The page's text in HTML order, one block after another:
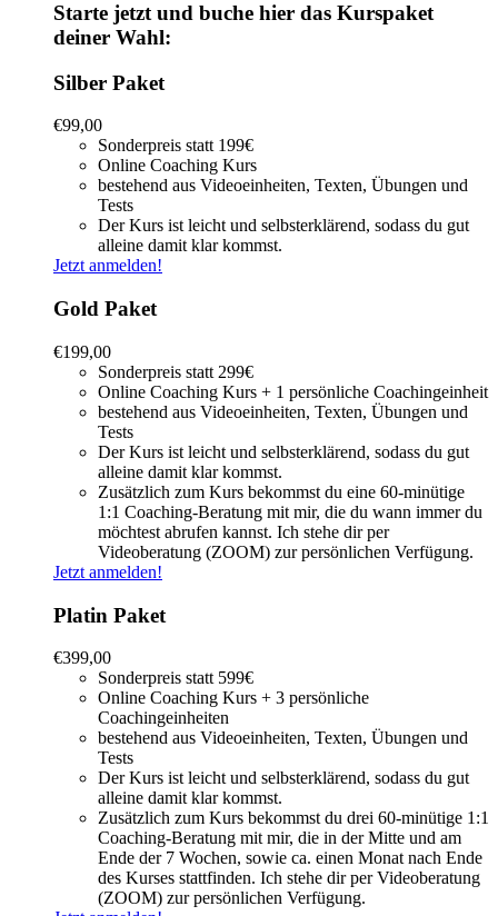
Starte jetzt und buche hier das Kurspaket
deiner Wahl:
Silber Paket
€99,00
Sonderpreis statt 199€
Online Coaching Kurs
bestehend aus Videoeinheiten, Texten, Übungen und
Tests
Der Kurs ist leicht und selbsterklärend, sodass du gut
alleine damit klar kommst.
Jetzt anmelden!
Gold Paket
€199,00
Sonderpreis statt 299€
Online Coaching Kurs + 1 persönliche Coachingeinheit
bestehend aus Videoeinheiten, Texten, Übungen und
Tests
Der Kurs ist leicht und selbsterklärend, sodass du gut
alleine damit klar kommst.
Zusätzlich zum Kurs bekommst du eine 60-minütige
1:1 Coaching-Beratung mit mir, die du wann immer du
möchtest abrufen kannst. Ich stehe dir per
Videoberatung (ZOOM) zur persönlichen Verfügung.
Jetzt anmelden!
Platin Paket
€399,00
Sonderpreis statt 599€
Online Coaching Kurs + 3 persönliche
Coachingeinheiten
bestehend aus Videoeinheiten, Texten, Übungen und
Tests
Der Kurs ist leicht und selbsterklärend, sodass du gut
alleine damit klar kommst.
Zusätzlich zum Kurs bekommst du drei 60-minütige 1:1
Coaching-Beratung mit mir, die in der Mitte und am
Ende der 7 Wochen, sowie ca. einen Monat nach Ende
des Kurses stattfinden. Ich stehe dir per Videoberatung
(ZOOM) zur persönlichen Verfügung.